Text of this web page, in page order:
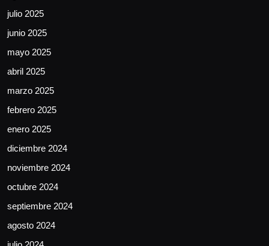
julio 2025
junio 2025
mayo 2025
abril 2025
marzo 2025
febrero 2025
enero 2025
diciembre 2024
noviembre 2024
octubre 2024
septiembre 2024
agosto 2024